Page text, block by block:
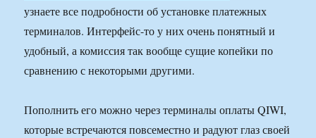
узнаете все подробности об установке платежных
терминалов. Интерфейс-то у них очень понятный и
удобный, а комиссия так вообще сущие копейки по
сравнению с некоторыми другими.
Пополнить его можно через терминалы оплаты QIWI,
которые встречаются повсеместно и радуют глаз своей